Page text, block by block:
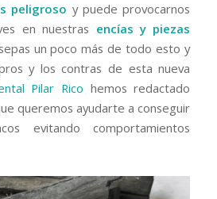
peligroso y puede provocarnos
en nuestras encías y piezas
un poco más de todo esto y
y los contras de esta nueva
Pilar Rico hemos redactado
queremos ayudarte a conseguir
evitando comportamientos